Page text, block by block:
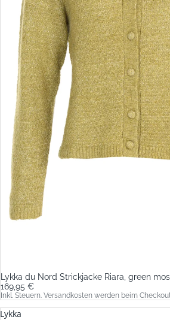
Lykka du Nord Strickjacke Riara, green
169,95 €
Inkl. Steuern. Versandkosten werden beim
Lykka